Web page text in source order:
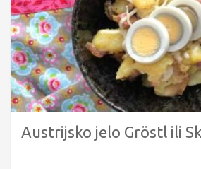
Austrijsko jelo Gröstl ili